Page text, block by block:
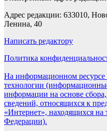
Адрес редакции: 633010,
Ленина, 40
Написать редактору
Политика
На информационном ресурсе
технологии
информации на основе
сведений, относящихся к
«Интернет», находящихся на
Федерации).